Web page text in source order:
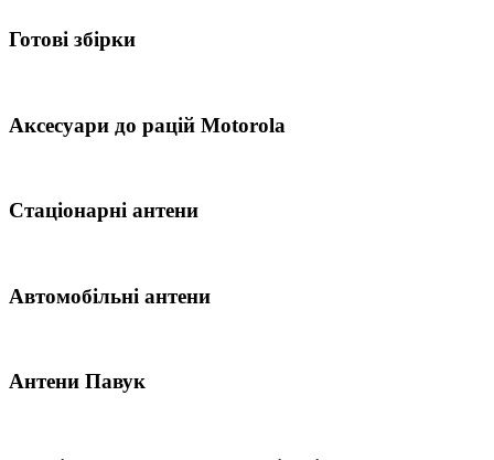
Готові збірки
Аксесуари до рацій Motorola
Стаціонарні антени
Автомобільні антени
Антени Павук